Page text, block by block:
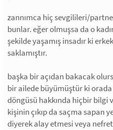
zannımca hiç sevgilileri/
bunlar. eğer olmuşsa da o
şekilde yaşamış insadır ki
saklamıştır.
başka bir açıdan bakacak
bir ailede büyümüştür ki
döngüsü hakkında hiçbir bilgi
kişinin çıkıp da saçma sapan
diyerek alay etmesi veya nefret